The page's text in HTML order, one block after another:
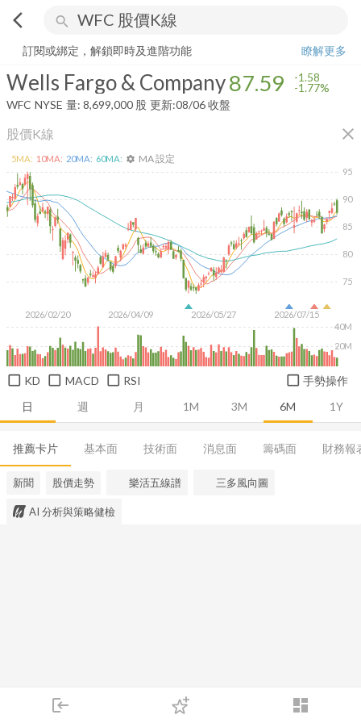
arrow_back_ios search
login dashboard
下單
Wells Fargo & Company 87.59-1.77%
訂閱或綁定，解鎖即時及進階功能
瞭解更多
Wells Fargo & Company87.59 -1.58
-1.77%
WFC NYSE 量: 8,699,000 股 更新:08/06 收盤
股價K線 close
日 週 月 1M 3M 6M 1Y
2026/02/20 2026/04/09 2026/05/27 2026/07/15
75
80
85
90
95
20M
40M
5MA: 10MA: 20MA: 60MA: settings MA 設定
KD MACD RSI 手勢操作
推薦卡片 基本面 技術面 消息面 籌碼面 財務報
新聞 股價走勢 樂活五線譜 三多風向圖
AI 分析與策略健檢